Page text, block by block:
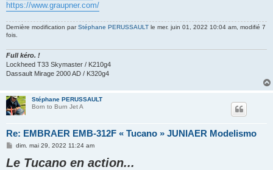
https://www.graupner.com/
Dernière modification parStéphane PERUSSAULT le mer. juin 01, 2022 10:04 am, modifié 7
fois.
Full kéro. !
Lockheed T33 Skymaster / K210g4
Dassault Mirage 2000 AD / K320g4
Stéphane PERUSSAULT
Born to Burn Jet A
Re: EMBRAER EMB-312F « Tucano » JUNIAER Modelismo
M
s
s
dim. mai 29, 2022 11:24 am
Le Tucano en action...